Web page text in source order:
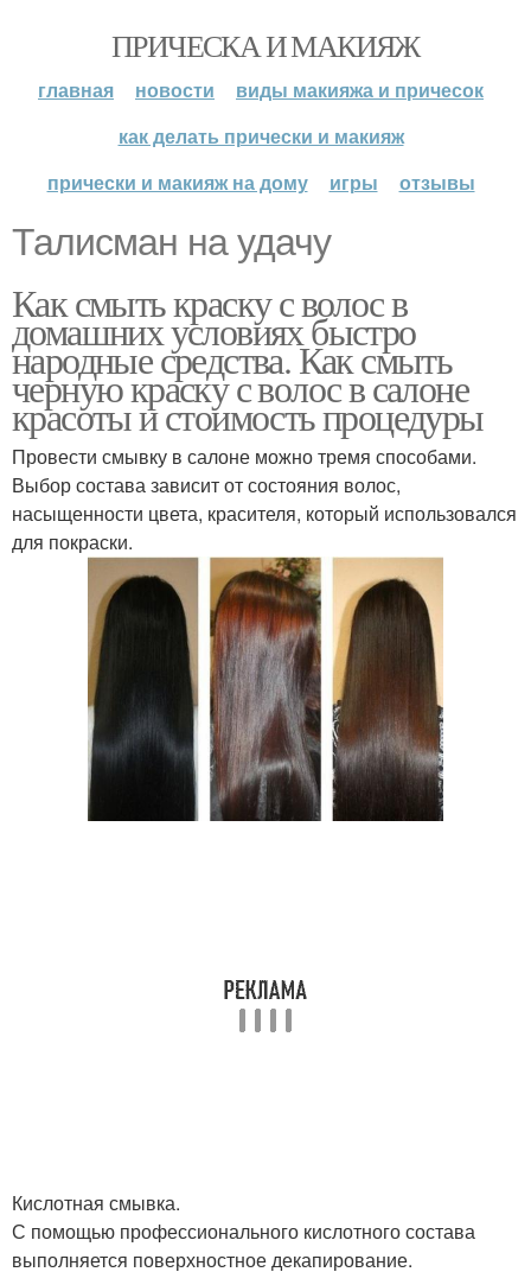
ПРИЧЕСКА И МАКИЯЖ
главная новости
виды макияжа и причесок
как делать прически и макияж
прически и макияж на дому
игры отзывы
Талисман на удачу
Как смыть краску с волос в
домашних условиях быстро
народные средства. Как смыть
черную краску с волос в салоне
красоты и стоимость процедуры
Провести смывку в салоне можно тремя способами.
Выбор состава зависит от состояния волос,
насыщенности цвета, красителя, который использовался
для покраски.
Кислотная смывка.
С помощью профессионального кислотного состава
выполняется поверхностное декапирование.